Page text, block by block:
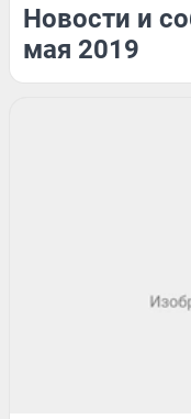
Новости и
мая 2019